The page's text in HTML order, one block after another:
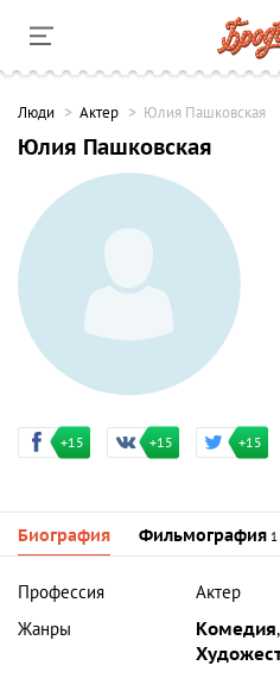
Люди Актер Юлия Пашковская
Юлия Пашковская
+15 +15 +15
Биография Фильмография 1
Профессия
Актер
Жанры
Комедия,